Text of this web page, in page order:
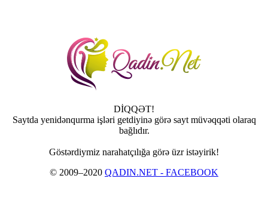
DİQQƏT!
Saytda yenidənqurma işləri getdiyinə görə sayt müvəqqəti olaraq
bağlıdır.
Göstərdiymiz narahatçılığa görə üzr istəyirik!
© 2009–2020 QADIN.NET - FACEBOOK